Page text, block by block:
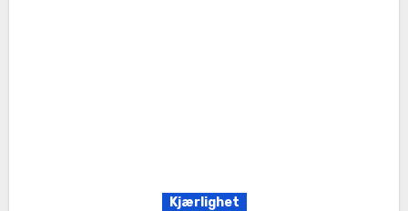
Kjærlighet